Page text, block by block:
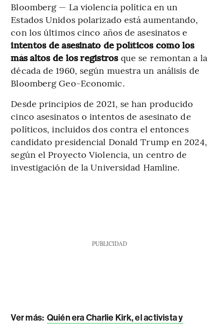
Bloomberg — La violencia política en un
Estados Unidos polarizado está aumentando,
con los últimos cinco años de asesinatos e
intentos de asesinato de políticos como los
más altos de los registros que se remontan a la
década de 1960, según muestra un análisis de
Bloomberg Geo-Economic.
Desde principios de 2021, se han producido
cinco asesinatos o intentos de asesinato de
políticos, incluidos dos contra el entonces
candidato presidencial Donald Trump en 2024,
según el Proyecto Violencia, un centro de
investigación de la Universidad Hamline.
PUBLICIDAD
Ver más: Quién era Charlie Kirk, el activista y